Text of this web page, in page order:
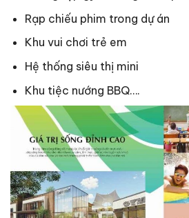
Rạp chiếu phim trong dự án
Khu vui chơi trẻ em
Hệ thống siêu thị mini
Khu tiệc nướng BBQ….